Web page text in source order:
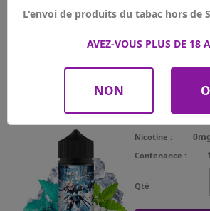
L'envoi de produits du tabac hors de
AVEZ-VOUS PLUS DE 18
NON
VOIR
Nicotine
Contenance
Qté